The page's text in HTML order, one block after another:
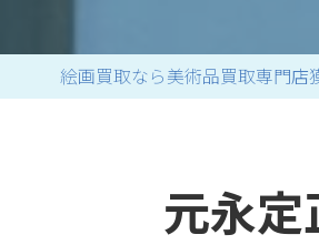
絵画買取なら美術品買取専門店
元永定